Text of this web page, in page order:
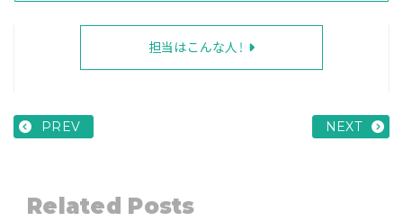
担当はこんな人！
PREV NEXT
Related Posts